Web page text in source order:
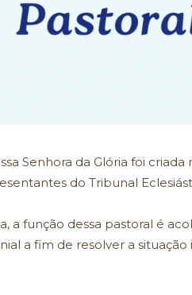
Senhora da Glória foi
do Tribunal
a função dessa pastoral é
a fim de resolver a